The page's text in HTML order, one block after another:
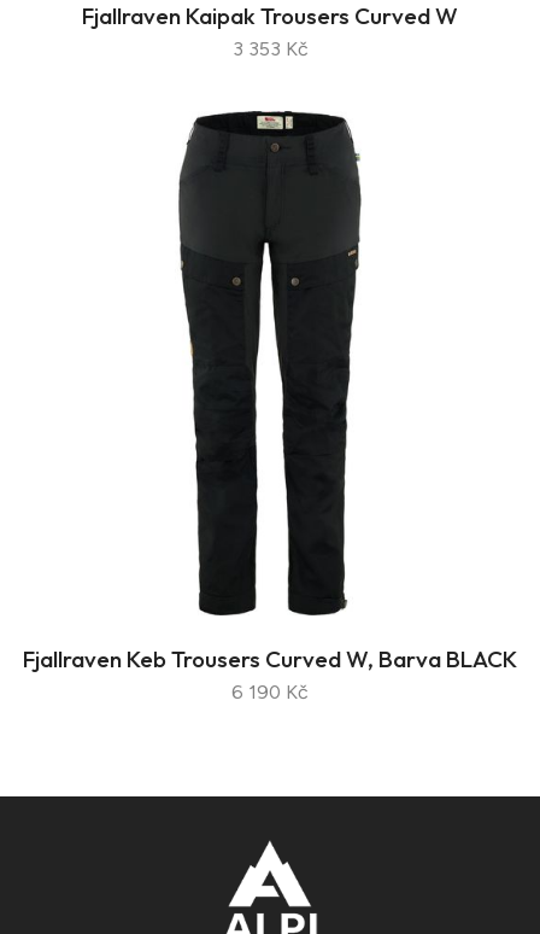
Fjallraven Kaipak Trousers Curved W
3 353 Kč
Fjallraven Keb Trousers Curved W, Barva BLACK
6 190 Kč